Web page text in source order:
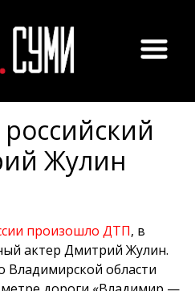
Жулин
произошло ДТП, в
актер Дмитрий Жулин.
Владимирской области